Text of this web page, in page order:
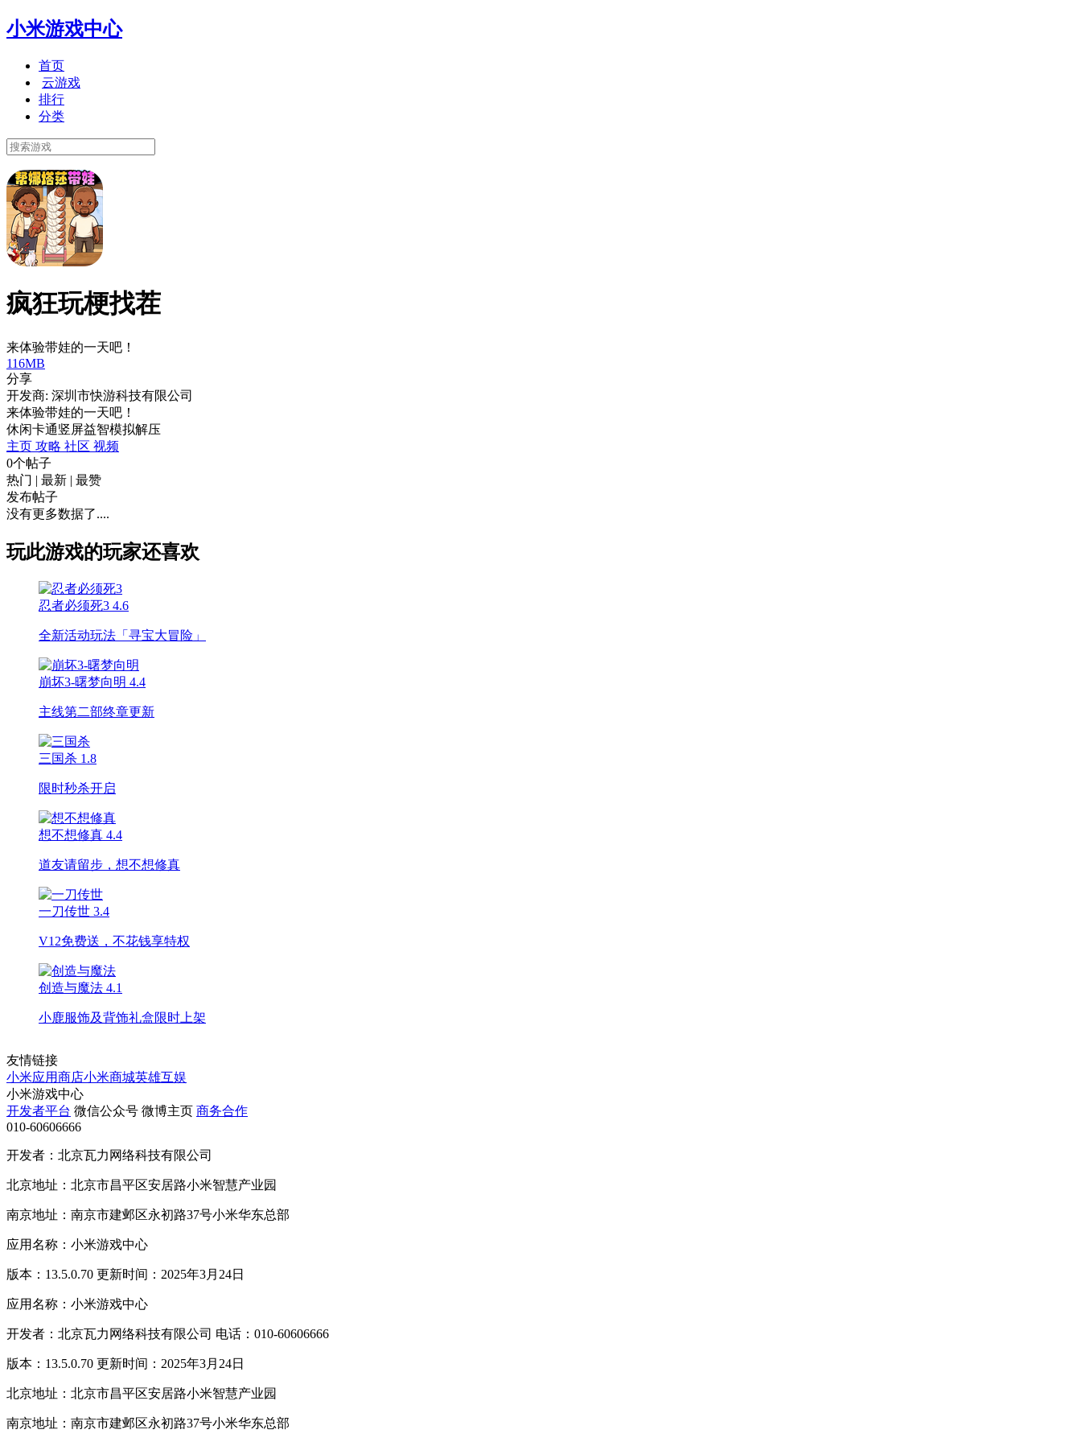
小米游戏中心
首页
云游戏
排行
分类
疯狂玩梗找茬
来体验带娃的一天吧！
116MB
分享
开发商: 深圳市快游科技有限公司
来体验带娃的一天吧！
休闲卡通竖屏益智模拟解压
主页 攻略 社区 视频
0个帖子
热门 | 最新 | 最赞
发布帖子
没有更多数据了....
玩此游戏的玩家还喜欢
忍者必须死3 4.6
全新活动玩法「寻宝大冒险」
崩坏3-曙梦向明 4.4
主线第二部终章更新
三国杀 1.8
限时秒杀开启
想不想修真 4.4
道友请留步，想不想修真
一刀传世 3.4
V12免费送，不花钱享特权
创造与魔法 4.1
小鹿服饰及背饰礼盒限时上架
友情链接
小米应用商店小米商城英雄互娱
小米游戏中心
开发者平台 微信公众号 微博主页 商务合作
010-60606666
开发者：北京瓦力网络科技有限公司
北京地址：北京市昌平区安居路小米智慧产业园
南京地址：南京市建邺区永初路37号小米华东总部
应用名称：小米游戏中心
版本：13.5.0.70 更新时间：2025年3月24日
应用名称：小米游戏中心
开发者：北京瓦力网络科技有限公司 电话：010-60606666
版本：13.5.0.70 更新时间：2025年3月24日
北京地址：北京市昌平区安居路小米智慧产业园
南京地址：南京市建邺区永初路37号小米华东总部